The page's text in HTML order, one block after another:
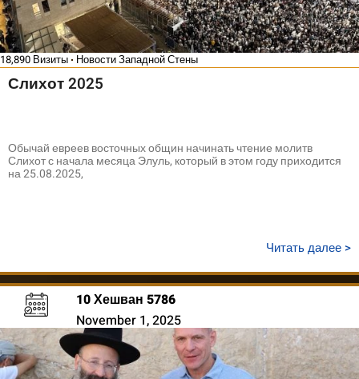
18,890 Визиты Новости Западной Стены
Слихот 2025
Обычай евреев восточных общин начинать чтение молитв
Слихот с начала месяца Элуль, который в этом году приходится
на 25.08.2025,
Читать далее >
10 Хешван 5786
November 1, 2025